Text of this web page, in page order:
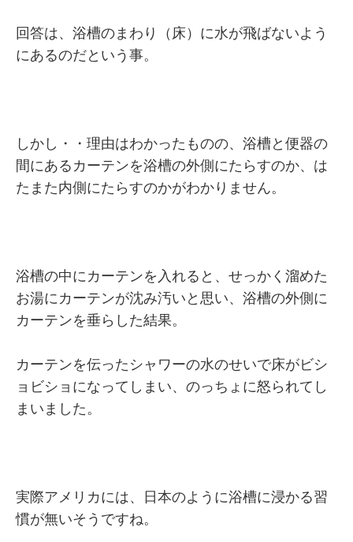
回答は、浴槽のまわり（床）に水が飛ばないよう
にあるのだという事。
しかし・・理由はわかったものの、浴槽と便器の
間にあるカーテンを浴槽の外側にたらすのか、は
たまた内側にたらすのかがわかりません。
浴槽の中にカーテンを入れると、せっかく溜めた
お湯にカーテンが沈み汚いと思い、浴槽の外側に
カーテンを垂らした結果。
カーテンを伝ったシャワーの水のせいで床がビシ
ョビショになってしまい、のっちょに怒られてし
まいました。
実際アメリカには、日本のように浴槽に浸かる習
慣が無いそうですね。